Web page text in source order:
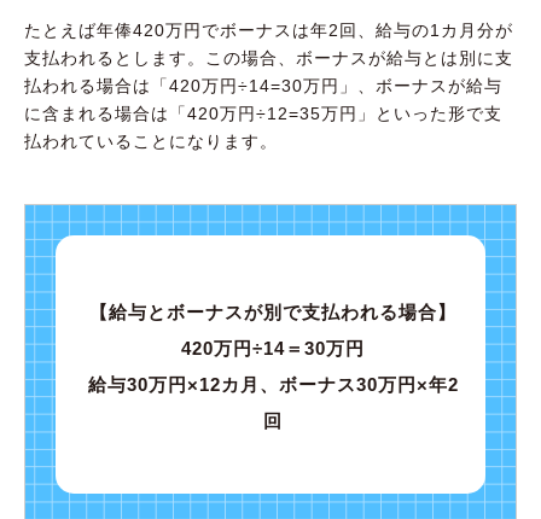
たとえば年俸420万円でボーナスは年2回、給与の1カ月分が
支払われるとします。この場合、ボーナスが給与とは別に支
払われる場合は「420万円÷14=30万円」、ボーナスが給与
に含まれる場合は「420万円÷12=35万円」といった形で支
払われていることになります。
【給与とボーナスが別で支払われる場合】
420万円÷14＝30万円
給与30万円×12カ月、ボーナス30万円×年2
回